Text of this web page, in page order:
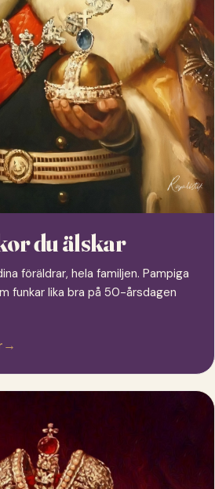
du älskar
föräldrar, hela familjen. Pampiga
funkar lika bra på 50-årsdagen
→